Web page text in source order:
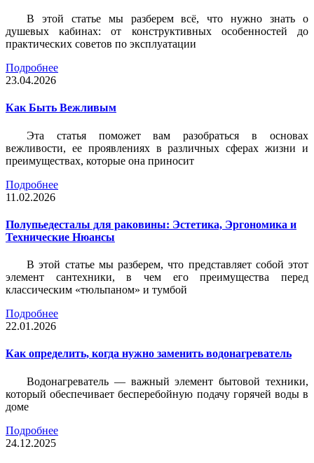
В этой статье мы разберем всё, что нужно знать о
душевых кабинах: от конструктивных особенностей до
практических советов по эксплуатации
Подробнее
23.04.2026
Как Быть Вежливым
Эта статья поможет вам разобраться в основах
вежливости, ее проявлениях в различных сферах жизни и
преимуществах, которые она приносит
Подробнее
11.02.2026
Полупьедесталы для раковины: Эстетика, Эргономика и
Технические Нюансы
В этой статье мы разберем, что представляет собой этот
элемент сантехники, в чем его преимущества перед
классическим «тюльпаном» и тумбой
Подробнее
22.01.2026
Как определить, когда нужно заменить водонагреватель
Водонагреватель — важный элемент бытовой техники,
который обеспечивает бесперебойную подачу горячей воды в
доме
Подробнее
24.12.2025